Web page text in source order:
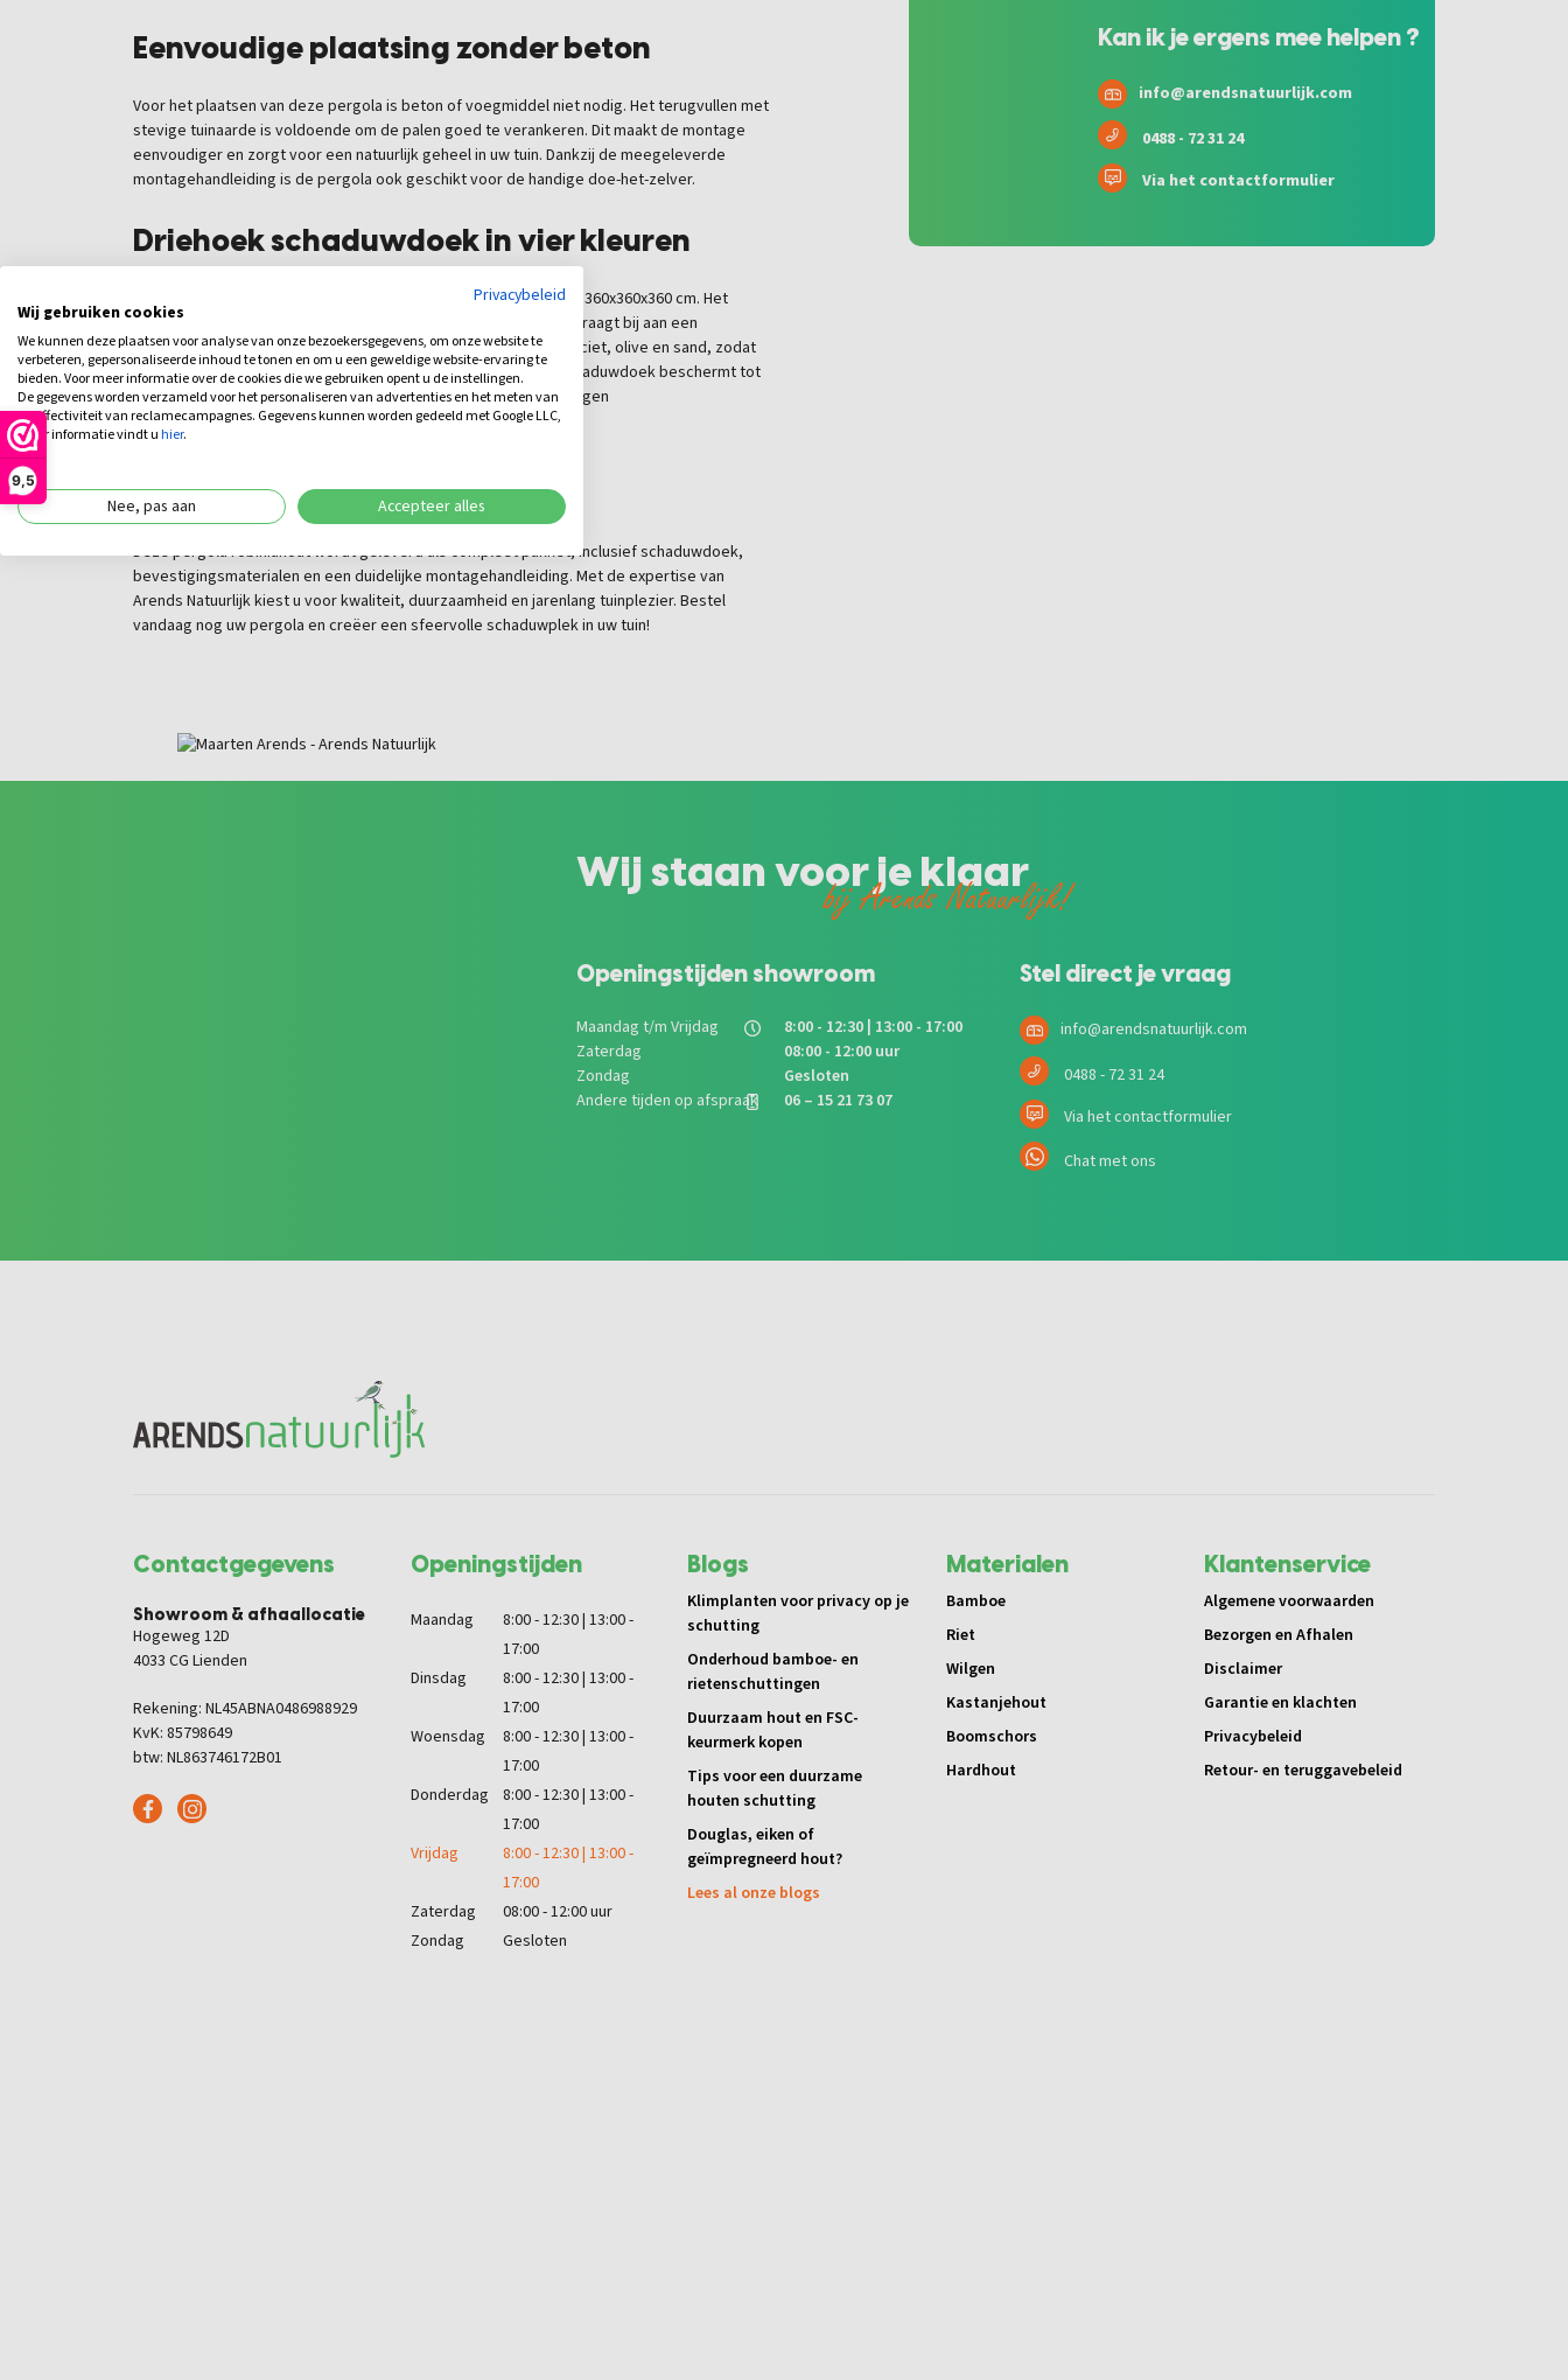
9,5
Eenvoudige plaatsing zonder beton
Voor het plaatsen van deze pergola is beton of voegmiddel niet nodig. Het terugvullen met
stevige tuinaarde is voldoende om de palen goed te verankeren. Dit maakt de montage
eenvoudiger en zorgt voor een natuurlijk geheel in uw tuin. Dankzij de meegeleverde
montagehandleiding is de pergola ook geschikt voor de handige doe-het-zelver.
Driehoek schaduwdoek in vier kleuren
De pergola wordt geleverd met een driehoek schaduwdoek van 360x360x360 cm. Het
schaduwdoek biedt aangename beschutting tegen zonlicht en draagt bij aan een
comfortabele zithoek. U kunt kiezen uit de kleuren greige, antraciet, olive en sand, zodat
het schaduwdoek perfect aansluit bij de stijl van uw tuin. Het schaduwdoek beschermt tot
95% tegen UV straling, is schimmelwerend en eenvoudig te reinigen
Arendsnatuurlijk
Deze pergola robiniahout wordt geleverd als compleet pakket, inclusief schaduwdoek,
bevestigingsmaterialen en een duidelijke montagehandleiding. Met de expertise van
Arends Natuurlijk kiest u voor kwaliteit, duurzaamheid en jarenlang tuinplezier. Bestel
vandaag nog uw pergola en creëer een sfeervolle schaduwplek in uw tuin!
Kan ik je ergens mee helpen ?
info@arendsnatuurlijk.com
0488 - 72 31 24
Via het contactformulier
Wij staan voor je klaar
bij Arends Natuurlijk!
Openingstijden showroom
Maandag t/m Vrijdag
8:00 - 12:30 | 13:00 - 17:00
Zaterdag
08:00 - 12:00 uur
Zondag
Gesloten
Andere tijden op afspraak
06 – 15 21 73 07
Stel direct je vraag
info@arendsnatuurlijk.com
0488 - 72 31 24
Via het contactformulier
Chat met ons
Contactgegevens
Showroom & afhaallocatie
Hogeweg 12D
4033 CG Lienden
Rekening: NL45ABNA0486988929
KvK: 85798649
btw: NL863746172B01
Openingstijden
Maandag
8:00 - 12:30 | 13:00 -
17:00
Dinsdag
8:00 - 12:30 | 13:00 -
17:00
Woensdag
8:00 - 12:30 | 13:00 -
17:00
Donderdag
8:00 - 12:30 | 13:00 -
17:00
Vrijdag
8:00 - 12:30 | 13:00 -
17:00
Zaterdag
08:00 - 12:00 uur
Zondag
Gesloten
Blogs
Klimplanten voor privacy op je
schutting
Onderhoud bamboe- en
rietenschuttingen
Duurzaam hout en FSC-
keurmerk kopen
Tips voor een duurzame
houten schutting
Douglas, eiken of
geïmpregneerd hout?
Lees al onze blogs
Materialen
Bamboe
Riet
Wilgen
Kastanjehout
Boomschors
Hardhout
Klantenservice
Algemene voorwaarden
Bezorgen en Afhalen
Disclaimer
Garantie en klachten
Privacybeleid
Retour- en teruggavebeleid
Privacybeleid
Wij gebruiken cookies
We kunnen deze plaatsen voor analyse van onze bezoekersgegevens, om onze website te
verbeteren, gepersonaliseerde inhoud te tonen en om u een geweldige website-ervaring te
bieden. Voor meer informatie over de cookies die we gebruiken opent u de instellingen.
De gegevens worden verzameld voor het personaliseren van advertenties en het meten van
de effectiviteit van reclamecampagnes. Gegevens kunnen worden gedeeld met Google LLC,
meer informatie vindt uhier.
Nee, pas aan Accepteer alles